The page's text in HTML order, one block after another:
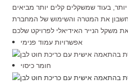
בעוד שמשקלים קלים יותר מביאים
את המטרה והשימוש של המחברת
אפשרויות עמוד פנימי
חומר כיסוי